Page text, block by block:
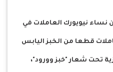
الآلاف من نساء نيويورك العاملات في
قطعا من الخبز اليابس
تحت شعار "خبز وورود"،